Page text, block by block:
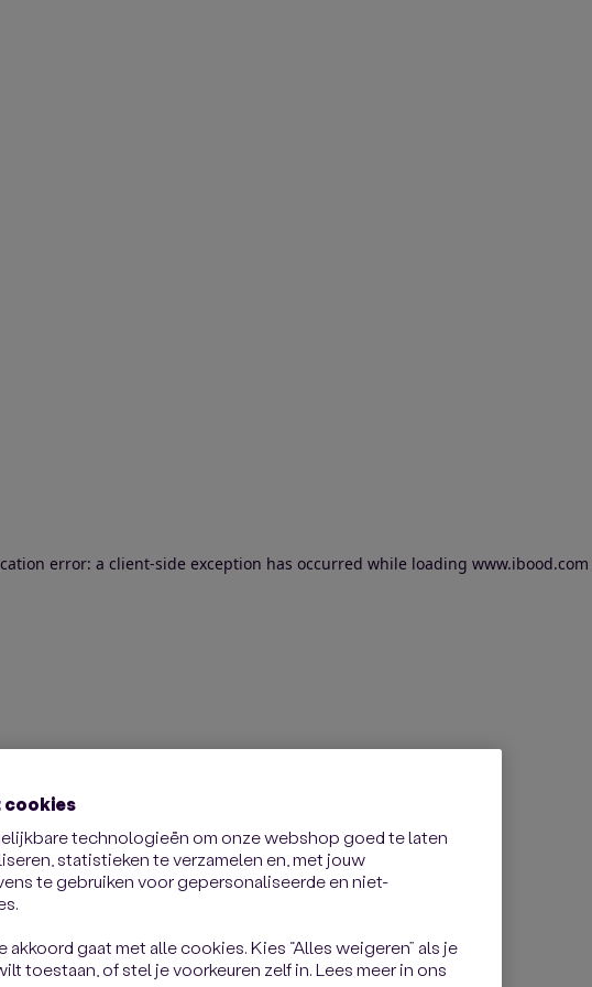
error: a client-side exception has occurred while loading www.ibood.com
cookies
technologieën om onze webshop goed te laten
statistieken te verzamelen en, met jouw
te gebruiken voor gepersonaliseerde en niet-
akkoord gaat met alle cookies. Kies “Alles weigeren” als je
toestaan, of stel je voorkeuren zelf in. Lees meer in ons